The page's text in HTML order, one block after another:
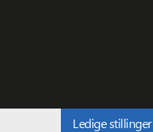
Ledige stillinger